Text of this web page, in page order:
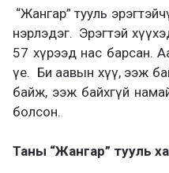
“Жангар” тууль
нэрлэдэг. Эрэгтэй
57 хүрээд нас барсан.
үе. Би аавын хүү, ээж
байж, ээж байхгүй
болсон.
Таны “Жангар” тууль